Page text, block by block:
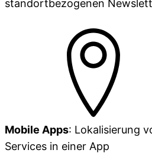
standortbezogenen
Mobile Apps: Lokalisierung
Services in einer App